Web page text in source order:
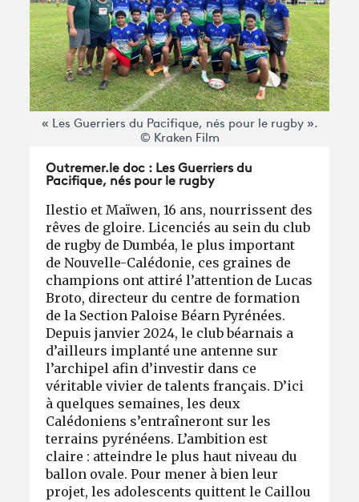
« Les Guerriers du Pacifique, nés pour le rugby ».
© Kraken Film
Outremer.le doc : Les Guerriers du
Pacifique, nés pour le rugby
Ilestio et Maïwen, 16 ans, nourrissent des
rêves de gloire. Licenciés au sein du club
de rugby de Dumbéa, le plus important
de Nouvelle-Calédonie, ces graines de
champions ont attiré l’attention de Lucas
Broto, directeur du centre de formation
de la Section Paloise Béarn Pyrénées.
Depuis janvier 2024, le club béarnais a
d’ailleurs implanté une antenne sur
l’archipel afin d’investir dans ce
véritable vivier de talents français. D’ici
à quelques semaines, les deux
Calédoniens s’entraîneront sur les
terrains pyrénéens. L’ambition est
claire : atteindre le plus haut niveau du
ballon ovale. Pour mener à bien leur
projet, les adolescents quittent le Caillou